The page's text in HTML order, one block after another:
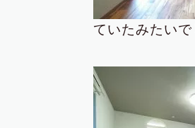
ていたみたいで